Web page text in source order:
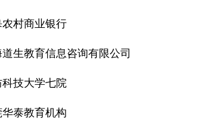
村商业银行
道生教育信息咨询有限公司
科技大学七院
华泰教育机构